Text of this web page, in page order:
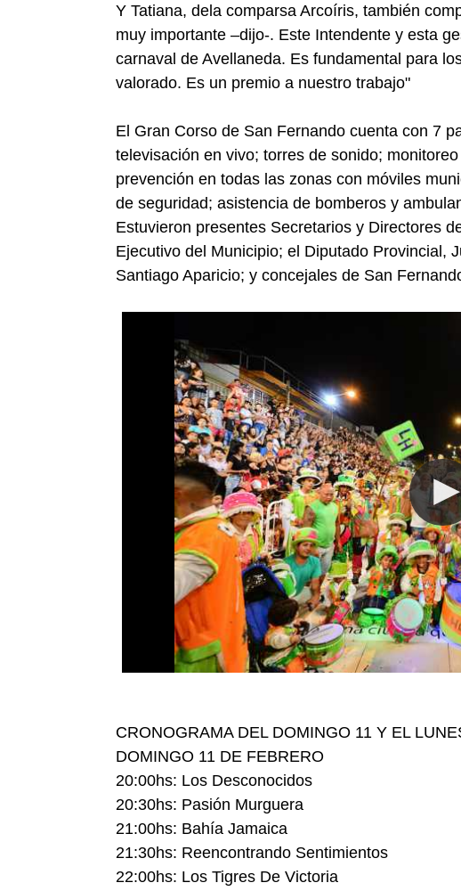
Y Tatiana, dela comparsa Arcoíris, también
muy importante –dijo-. Este Intendente y esta
carnaval de Avellaneda. Es fundamental para
valorado. Es un premio a nuestro trabajo"
El Gran Corso de San Fernando cuenta con 7
televisación en vivo; torres de sonido;
prevención en todas las zonas con móviles
de seguridad; asistencia de bomberos y
Estuvieron presentes Secretarios y Directores
Ejecutivo del Municipio; el Diputado Provincial,
Santiago Aparicio; y concejales de San
CRONOGRAMA DEL DOMINGO 11 Y EL
DOMINGO 11 DE FEBRERO
20:00hs: Los Desconocidos
20:30hs: Pasión Murguera
21:00hs: Bahía Jamaica
21:30hs: Reencontrando Sentimientos
22:00hs: Los Tigres De Victoria